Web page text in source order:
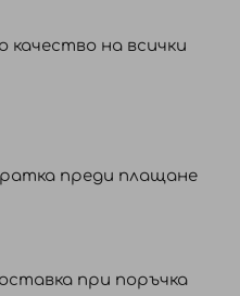
качество на всички
преди плащане
при поръчка